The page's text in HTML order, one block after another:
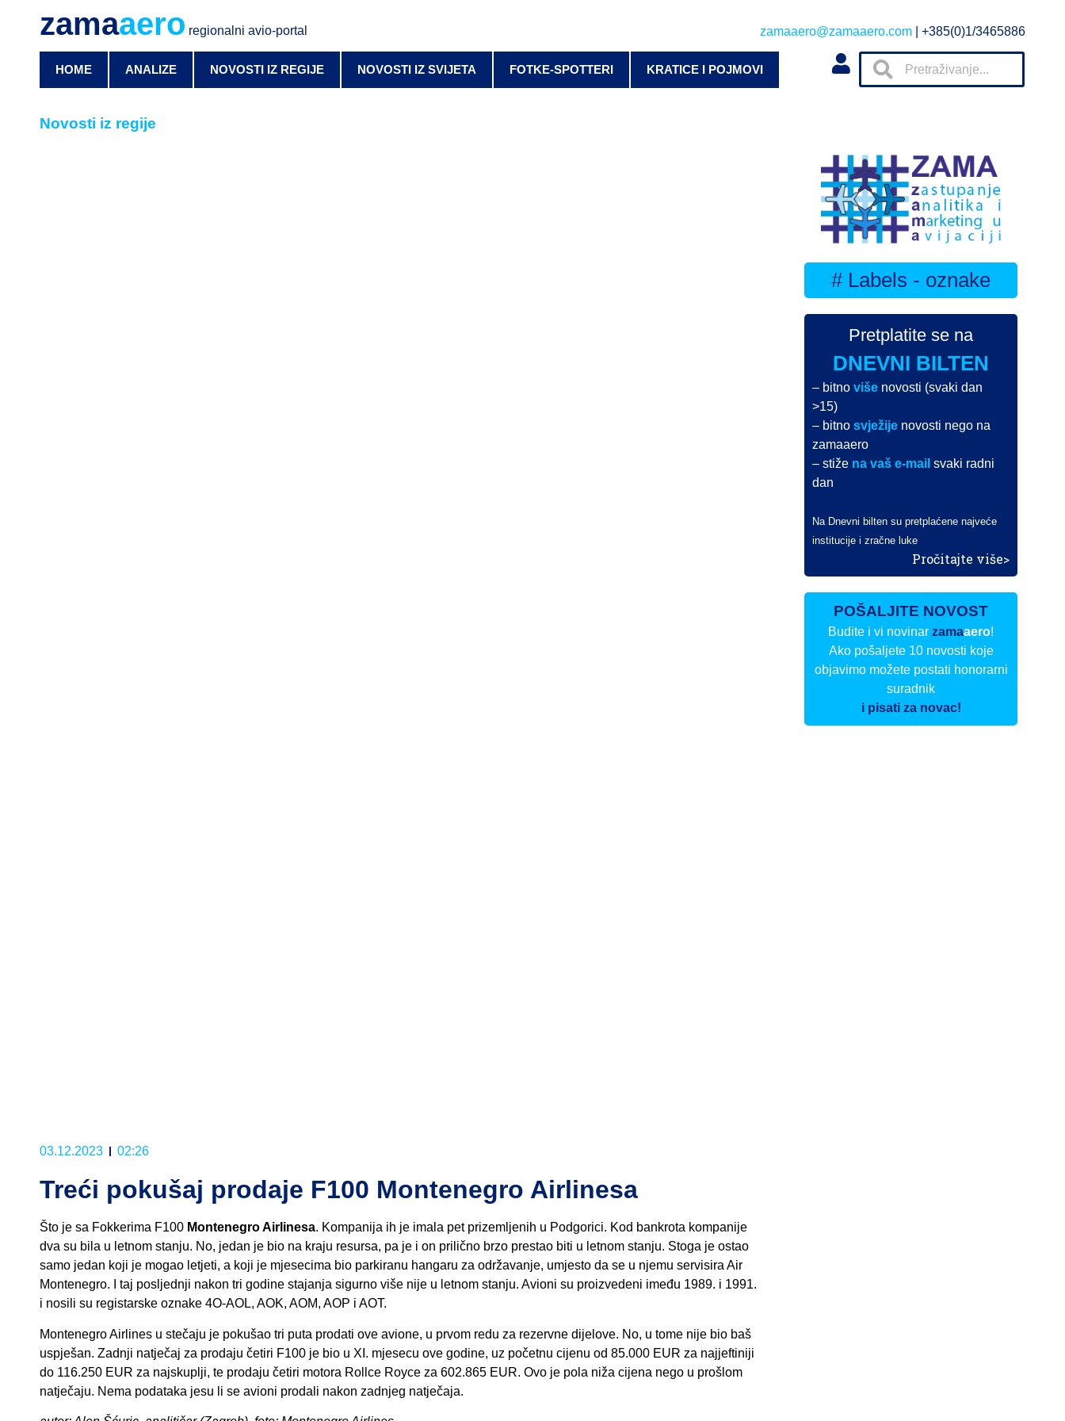
zamaaero regionalni avio-portal zamaaero@zamaaero.com | +385(0)1/3465886
HOME ANALIZE NOVOSTI IZ REGIJE NOVOSTI IZ SVIJETA FOTKE-SPOTTERI KRATICE I POJMOVI
Novosti iz regije
03.12.2023 02:26
Treći pokušaj prodaje F100 Montenegro Airlinesa
Što je sa Fokkerima F100 Montenegro Airlinesa. Kompanija ih je imala pet prizemljenih u Podgorici. Kod bankrota kompanije
dva su bila u letnom stanju. No, jedan je bio na kraju resursa, pa je i on prilično brzo prestao biti u letnom stanju. Stoga je ostao
samo jedan koji je mogao letjeti, a koji je mjesecima bio parkiranu hangaru za održavanje, umjesto da se u njemu servisira Air
Montenegro. I taj posljednji nakon tri godine stajanja sigurno više nije u letnom stanju. Avioni su proizvedeni imeđu 1989. i 1991.
i nosili su registarske oznake 4O-AOL, AOK, AOM, AOP i AOT.
Montenegro Airlines u stečaju je pokušao tri puta prodati ove avione, u prvom redu za rezervne dijelove. No, u tome nije bio baš
uspješan. Zadnji natječaj za prodaju četiri F100 je bio u XI. mjesecu ove godine, uz početnu cijenu od 85.000 EUR za najjeftiniji
do 116.250 EUR za najskuplji, te prodaju četiri motora Rollce Royce za 602.865 EUR. Ovo je pola niža cijena nego u prošlom
natječaju. Nema podataka jesu li se avioni prodali nakon zadnjeg natječaja.
# Labels - oznake
Pretplatite se na
DNEVNI BILTEN
– bitnoviše novosti (svaki dan
>15)
– bitnosvježije novosti nego na
zamaaero
– stiže na vaš e-mail svaki radni
dan
Na Dnevni bilten su pretplaćene najveće
institucije i zračne luke
Pročitajte više>
POŠALJITE NOVOST
Budite i vi novinarzamaaero!
Ako pošaljete 10 novosti koje
objavimo možete postati honorarni
suradnik
i pisati za novac!